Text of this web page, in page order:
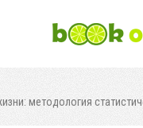
методология